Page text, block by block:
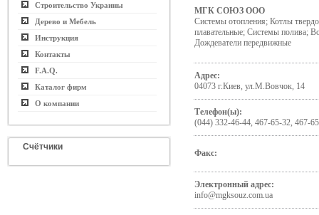
Строительство Украины
Дерево и Мебель
Инструкция
Контакты
F.A.Q.
Каталог фирм
О компании
Счётчики
МГК СОЮЗ ООО
Системы отопления; Котлы
плавательные; Системы полива;
Дождеватели передвижные
Адрес:
04073 г.Киев, ул.М.Вовчок, 14
Телефон(ы):
(044) 332-46-44, 467-65-32, 467-
Факс:
Электронный адрес:
info@mgksouz.com.ua